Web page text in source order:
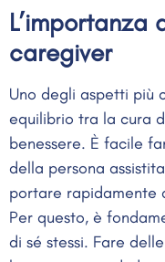
L’importanza
caregiver
Uno degli aspetti più
equilibrio tra la cura
benessere. È facile
della persona
portare rapidamente
Per questo, è
di sé stessi. Fare